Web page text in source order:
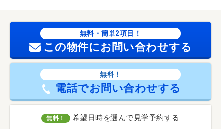
無料・簡単2項目！
この物件にお問い合わせする
無料！
電話でお問い合わせする
無料！ 希望日時を選んで見学予約する